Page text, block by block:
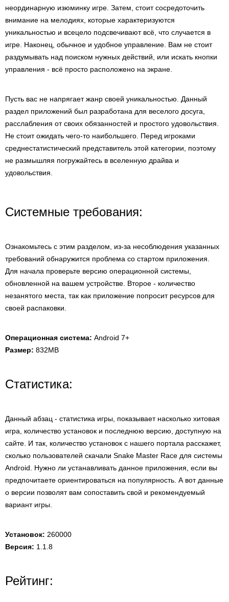
неординарную изюминку игре. Затем, стоит сосредоточить
внимание на мелодиях, которые характеризуются
уникальностью и всецело подсвечивают всё, что случается в
игре. Наконец, обычное и удобное управление. Вам не стоит
раздумывать над поиском нужных действий, или искать кнопки
управления - всё просто расположено на экране.
Пусть вас не напрягает жанр своей уникальностью. Данный
раздел приложений был разработана для веселого досуга,
расслабления от своих обязанностей и простого удовольствия.
Не стоит ожидать чего-то наибольшего. Перед игроками
среднестатистический представитель этой категории, поэтому
не размышляя погружайтесь в вселенную драйва и
удовольствия.
Системные требования:
Ознакомьтесь с этим разделом, из-за несоблюдения указанных
требований обнаружится проблема со стартом приложения.
Для начала проверьте версию операционной системы,
обновленной на вашем устройстве. Второе - количество
незанятого места, так как приложение попросит ресурсов для
своей распаковки.
Операционная система: Android 7+
Размер: 832MB
Статистика:
Данный абзац - статистика игры, показывает насколько хитовая
игра, количество установок и последнюю версию, доступную на
сайте. И так, количество установок с нашего портала расскажет,
сколько пользователей скачали Snake Master Race для системы
Android. Нужно ли устанавливать данное приложения, если вы
предпочитаете ориентироваться на популярность. А вот данные
о версии позволят вам сопоставить свой и рекомендуемый
вариант игры.
Установок: 260000
Версия: 1.1.8
Рейтинг: